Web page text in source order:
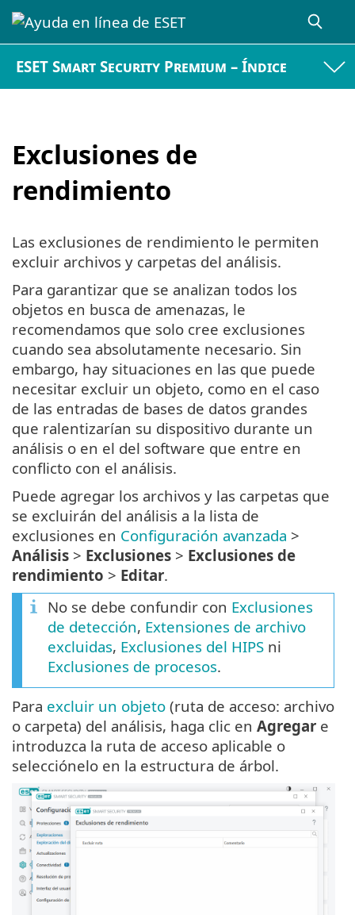
ESET Smart Security Premium – Índice
Exclusiones de
rendimiento
Las exclusiones de rendimiento le permiten
excluir archivos y carpetas del análisis.
Para garantizar que se analizan todos los
objetos en busca de amenazas, le
recomendamos que solo cree exclusiones
cuando sea absolutamente necesario. Sin
embargo, hay situaciones en las que puede
necesitar excluir un objeto, como en el caso
de las entradas de bases de datos grandes
que ralentizarían su dispositivo durante un
análisis o en el del software que entre en
conflicto con el análisis.
Puede agregar los archivos y las carpetas que
se excluirán del análisis a la lista de
exclusiones en Configuración avanzada >
Análisis > Exclusiones > Exclusiones de
rendimiento > Editar.
No se debe confundir con Exclusiones
de detección, Extensiones de archivo
excluidas, Exclusiones del HIPS ni
Exclusiones de procesos.
Para excluir un objeto (ruta de acceso: archivo
o carpeta) del análisis, haga clic en Agregar e
introduzca la ruta de acceso aplicable o
selecciónelo en la estructura de árbol.